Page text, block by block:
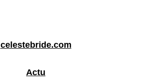
celestebride.com
Actu